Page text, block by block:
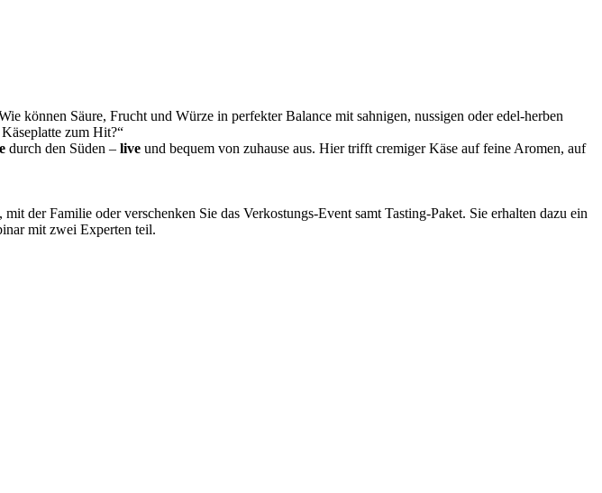
können Säure, Frucht und Würze in perfekter Balance mit sahnigen, nussigen oder edel-herben
zum Hit?“
durch den Süden – live und bequem von zuhause aus. Hier trifft cremiger Käse auf feine Aromen, auf
der Familie oder verschenken Sie das Verkostungs-Event samt Tasting-Paket. Sie erhalten dazu ein
mit zwei Experten teil.